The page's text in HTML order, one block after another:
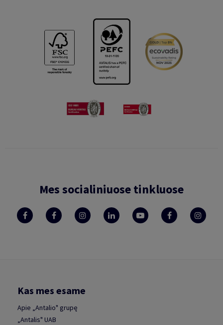
Mes socialiniuose tinkluose
Kas mes esame
Apie „Antalio" grupę
„Antalis" UAB